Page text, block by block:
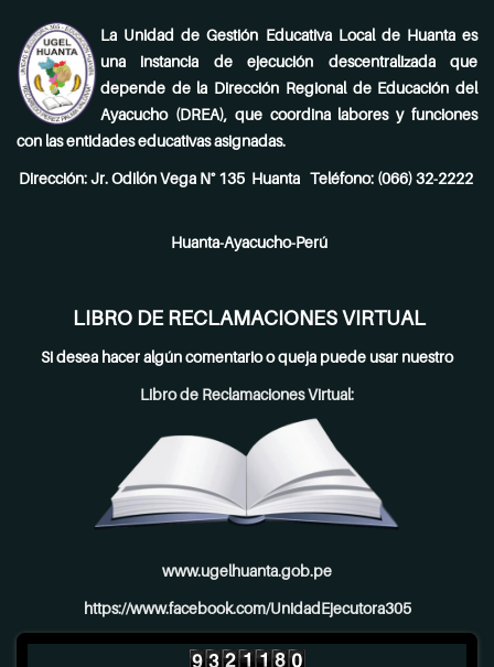
La Unidad de Gestión Educativa Local de Huanta es
una instancia de ejecución descentralizada que
depende de la Dirección Regional de Educación del
Ayacucho (DREA), que coordina labores y funciones
con las entidades educativas asignadas.
Dirección: Jr. Odilón Vega N° 135 Huanta Teléfono: (066) 32-2222
Huanta-Ayacucho-Perú
LIBRO DE RECLAMACIONES VIRTUAL
Si desea hacer algún comentario o queja puede usar nuestro
Libro de Reclamaciones Virtual:
www.ugelhuanta.gob.pe
https://www.facebook.com/UnidadEjecutora305